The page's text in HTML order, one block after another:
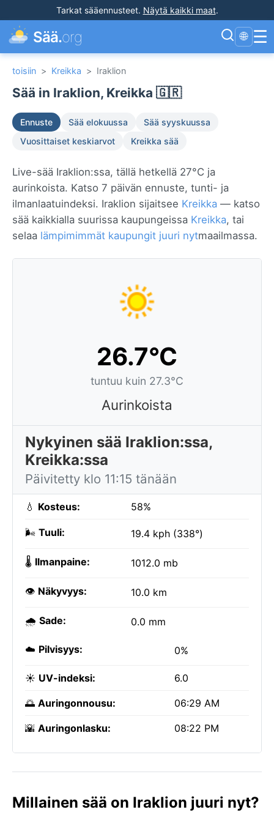
Tarkat sääennusteet. Näytä kaikki maat.
Sää.org 🌐 ☰
toisiin > Kreikka > Iraklion
Sää in Iraklion, Kreikka 🇬🇷
Ennuste Sää elokuussa
Sää syyskuussa
Vuosittaiset keskiarvot
Kreikka sää
Live-sää Iraklion:ssa, tällä hetkellä 27°C ja
aurinkoista. Katso 7 päivän ennuste, tunti- ja
ilmanlaatuindeksi. Iraklion sijaitsee Kreikka — katso
sää kaikkialla suurissa kaupungeissa Kreikka, tai
selaa lämpimimmät kaupungit juuri nytmaailmassa.
26.7°C
tuntuu kuin 27.3°C
Aurinkoista
Nykyinen sää Iraklion:ssa,
Kreikka:ssa
Päivitetty klo 11:15 tänään
💧 Kosteus: 58%
🌬️ Tuuli: 19.4 kph (338°)
🌡️ Ilmanpaine: 1012.0 mb
👁️ Näkyvyys: 10.0 km
🌧️ Sade: 0.0 mm
☁️ Pilvisyys: 0%
☀️ UV-indeksi: 6.0
🌅 Auringonnousu: 06:29 AM
🌇 Auringonlasku: 08:22 PM
Millainen sää on Iraklion juuri nyt?